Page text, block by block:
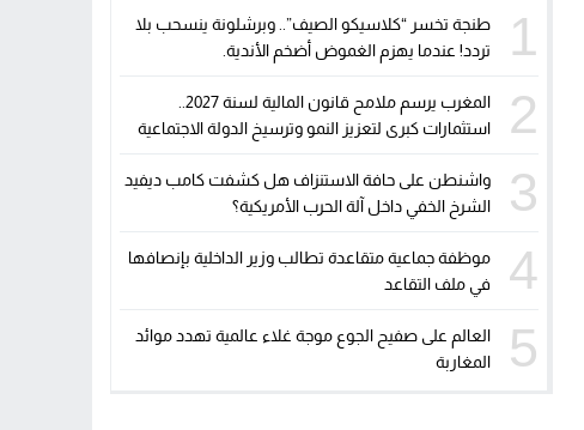
1
طنجة تخسر “كلاسيكو الصيف”.. وبرشلونة ينسحب بلا
تردد! عندما يهزم الغموض أضخم الأندية.
2
استثمارات كبرى لتعزيز النمو وترسيخ الدولة الاجتماعية
3
واشنطن على حافة الاستنزاف هل كشفت كامب ديفيد
الشرخ الخفي داخل آلة الحرب الأمريكية؟
4
موظفة جماعية متقاعدة تطالب وزير الداخلية بإنصافها
في ملف التقاعد
5
العالم على صفيح الجوع موجة غلاء عالمية تهدد موائد
المغاربة